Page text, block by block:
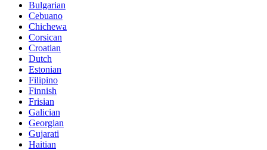
Bulgarian
Cebuano
Chichewa
Corsican
Croatian
Dutch
Estonian
Filipino
Finnish
Frisian
Galician
Georgian
Gujarati
Haitian